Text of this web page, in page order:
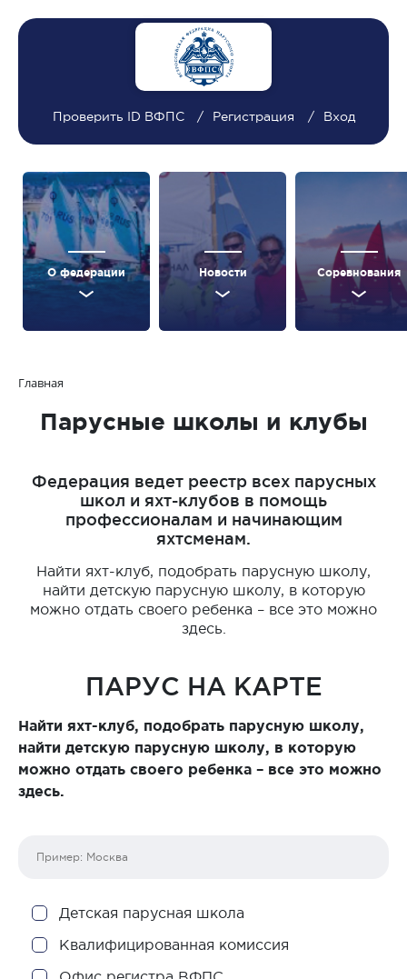
Проверить ID ВФПС Регистрация Вход
О федерации Новости Соревнования
Главная
Парусные школы и клубы
Федерация ведет реестр всех парусных
школ и яхт-клубов в помощь
профессионалам и начинающим
яхтсменам.
Найти яхт-клуб, подобрать парусную школу,
найти детскую парусную школу, в которую
можно отдать своего ребенка – все это можно
здесь.
ПАРУС НА КАРТЕ
Найти яхт-клуб, подобрать парусную школу,
найти детскую парусную школу, в которую
можно отдать своего ребенка – все это можно
здесь.
Детская парусная школа
Квалифицированная комиссия